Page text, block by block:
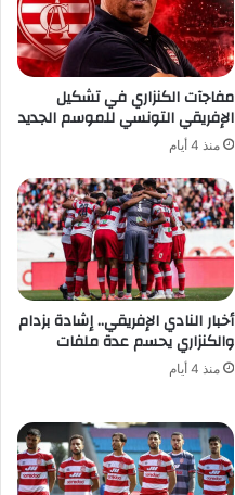
مفاجآت الكنزاري في تشكيل
الإفريقي التونسي للموسم الجديد
منذ 4 أيام
أخبار النادي الإفريقي.. إشادة بزدام
والكنزاري يحسم عدة ملفات
منذ 4 أيام